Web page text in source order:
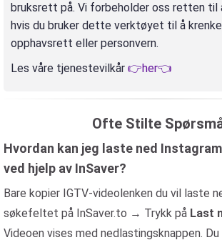
bruksrett på. Vi forbeholder oss retten til
hvis du bruker dette verktøyet til å
opphavsrett eller personvern.
Les våre tjenestevilkår 👉her👈
Ofte Stilte
Hvordan kan jeg laste ned
ved hjelp av InSaver?
Bare kopier IGTV-videolenken du vil laste
søkefeltet på InSaver.to → Trykk på Last
Videoen vises med nedlastingsknappen.